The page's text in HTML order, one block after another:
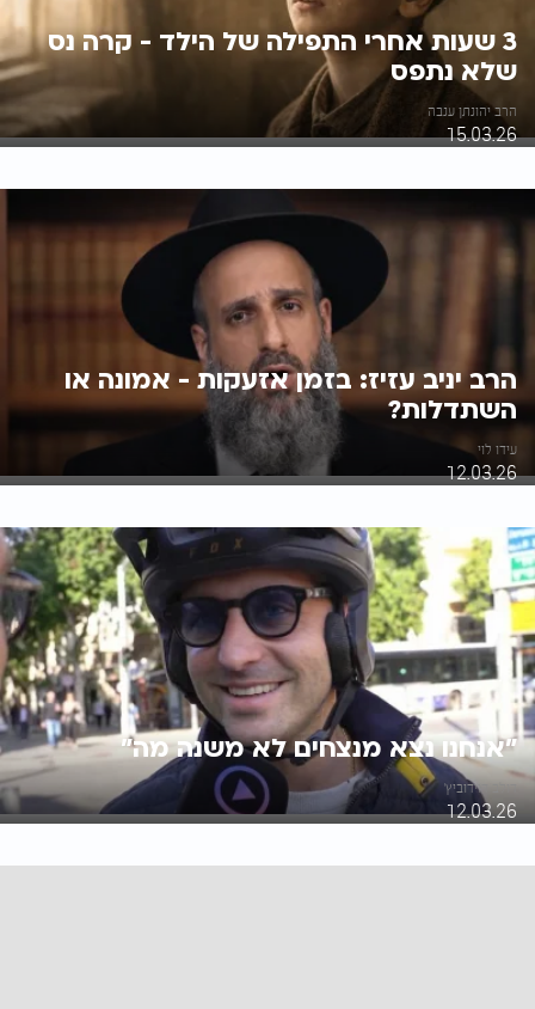
3 שעות אחרי התפילה של הילד - קרה נס
שלא נתפס
הרב יהונתן ענבה
15.03.26
הרב יניב עזיז: בזמן אזעקות - אמונה או
השתדלות?
עידו לוי
12.03.26
"אנחנו נצא מנצחים לא משנה מה"
דולב דוידוביץ'
12.03.26